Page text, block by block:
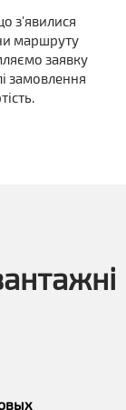
з'явилися
маршруту
заявку
замовлення